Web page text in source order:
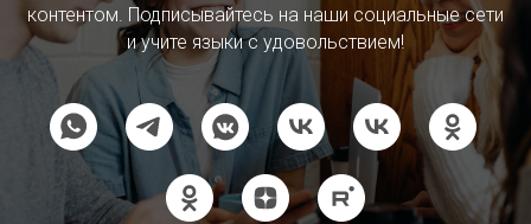
контентом. Подписывайтесь на наши социальные сети
и учите языки с удовольствием!